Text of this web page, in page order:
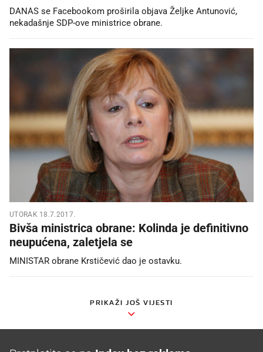
DANAS se Facebookom proširila objava Željke Antunović,
nekadašnje SDP-ove ministrice obrane.
UTORAK 18.7.2017.
Bivša ministrica obrane: Kolinda je definitivno
neupućena, zaletjela se
MINISTAR obrane Krstičević dao je ostavku.
PRIKAŽI JOŠ VIJESTI